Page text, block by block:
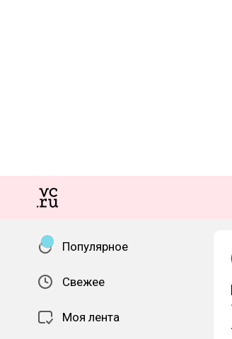
Популярное
Свежее
Моя лента